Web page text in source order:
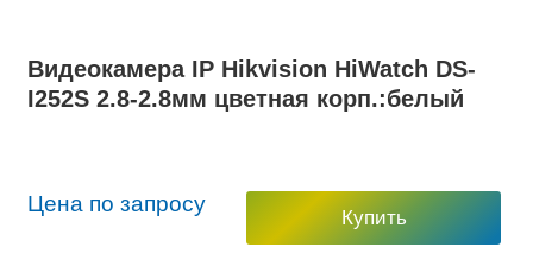
Видеокамера IP Hikvision HiWatch DS-
I252S 2.8-2.8мм цветная корп.:белый
Цена по запросу
Купить